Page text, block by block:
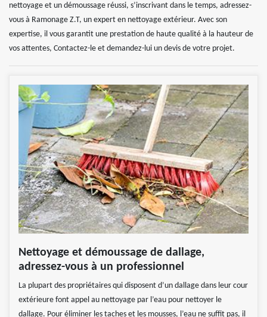
nettoyage et un démoussage réussi, s’inscrivant dans le temps, adressez-
vous à Ramonage Z.T, un expert en nettoyage extérieur. Avec son
expertise, il vous garantit une prestation de haute qualité à la hauteur de
vos attentes, Contactez-le et demandez-lui un devis de votre projet.
Nettoyage et démoussage de dallage,
adressez-vous à un professionnel
La plupart des propriétaires qui disposent d’un dallage dans leur cour
extérieure font appel au nettoyage par l’eau pour nettoyer le
dallage. Pour éliminer les taches et les mousses, l’eau ne suffit pas, il